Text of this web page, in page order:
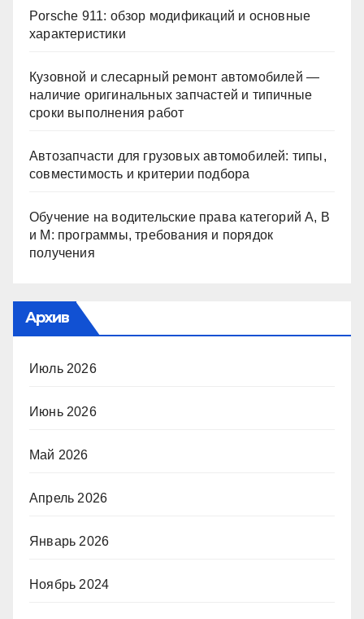
Porsche 911: обзор модификаций и основные
характеристики
Кузовной и слесарный ремонт автомобилей —
наличие оригинальных запчастей и типичные
сроки выполнения работ
Автозапчасти для грузовых автомобилей: типы,
совместимость и критерии подбора
Обучение на водительские права категорий A, B
и M: программы, требования и порядок
получения
Архив
Июль 2026
Июнь 2026
Май 2026
Апрель 2026
Январь 2026
Ноябрь 2024